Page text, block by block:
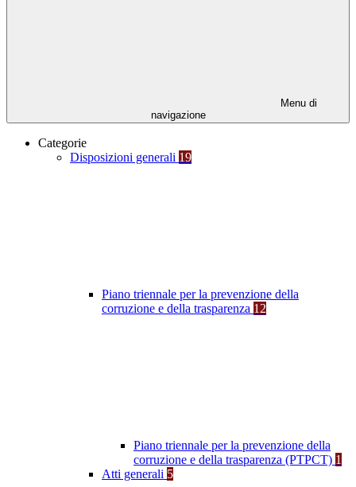
Menu di
navigazione
Categorie
Disposizioni generali 19
Piano triennale per la prevenzione della
corruzione e della trasparenza 12
Piano triennale per la prevenzione della
corruzione e della trasparenza (PTPCT) 1
Atti generali 5